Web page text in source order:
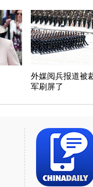
外媒阅兵报道被
军刷屏了